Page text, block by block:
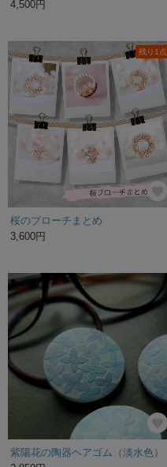
4,500円
残り1点
桜のブローチまとめ
3,600円
紫陽花の陶器ヘアゴム（淡水色）